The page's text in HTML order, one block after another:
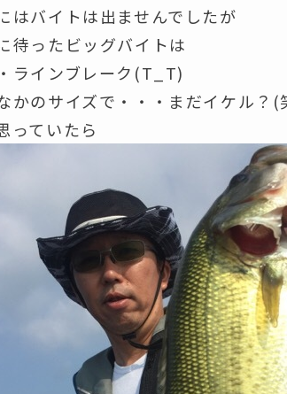
はバイトは出ませんでしたが
待ったビッグバイトは
ラインブレーク(T_T)
かのサイズで・・・まだイケル？(
っていたら